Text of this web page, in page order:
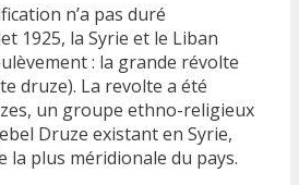
n’a pas duré
1925, la Syrie et le Liban
: la grande révolte
druze). La revolte a été
un groupe ethno-religieux
Druze existant en Syrie,
la plus méridionale du pays.